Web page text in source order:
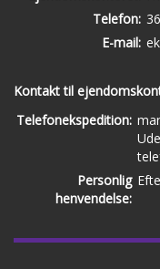
Telefon:
E-mail:
Kontakt til
Telefonekspedition:
Personlig
henvendelse: